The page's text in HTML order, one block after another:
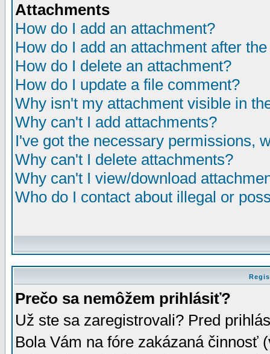
Attachments
How do I add an attachment?
How do I add an attachment after
How do I delete an attachment?
How do I update a file comment?
Why isn't my attachment visible in
Why can't I add attachments?
I've got the necessary permissions,
Why can't I delete attachments?
Why can't I view/download
Who do I contact about illegal or
Prečo sa nemôžem prihlásiť?
Už ste sa zaregistrovali? Pred
Bola Vám na fóre zakázaná činnosť